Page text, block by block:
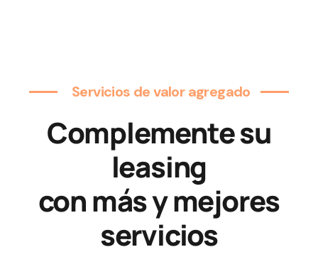
Servicios de valor agregado
Complemente su
leasing
con más y mejores
servicios